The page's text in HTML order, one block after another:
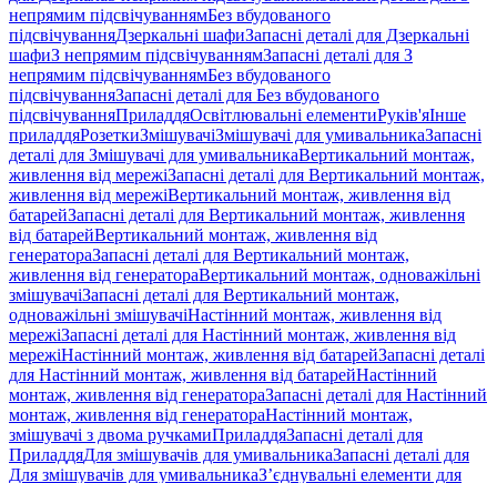
непрямим підсвічуваннямБез вбудованого
підсвічуванняДзеркальні шафиЗапасні деталі для Дзеркальні
шафиЗ непрямим підсвічуваннямЗапасні деталі для З
непрямим підсвічуваннямБез вбудованого
підсвічуванняЗапасні деталі для Без вбудованого
підсвічуванняПриладдяОсвітлювальні елементиРуків'яІнше
приладдяРозеткиЗмішувачіЗмішувачі для умивальникаЗапасні
деталі для Змішувачі для умивальникаВертикальний монтаж,
живлення від мережіЗапасні деталі для Вертикальний монтаж,
живлення від мережіВертикальний монтаж, живлення від
батарейЗапасні деталі для Вертикальний монтаж, живлення
від батарейВертикальний монтаж, живлення від
генератораЗапасні деталі для Вертикальний монтаж,
живлення від генератораВертикальний монтаж, одноважільні
змішувачіЗапасні деталі для Вертикальний монтаж,
одноважільні змішувачіНастінний монтаж, живлення від
мережіЗапасні деталі для Настінний монтаж, живлення від
мережіНастінний монтаж, живлення від батарейЗапасні деталі
для Настінний монтаж, живлення від батарейНастінний
монтаж, живлення від генератораЗапасні деталі для Настінний
монтаж, живлення від генератораНастінний монтаж,
змішувачі з двома ручкамиПриладдяЗапасні деталі для
ПриладдяДля змішувачів для умивальникаЗапасні деталі для
Для змішувачів для умивальникаЗ’єднувальні елементи для